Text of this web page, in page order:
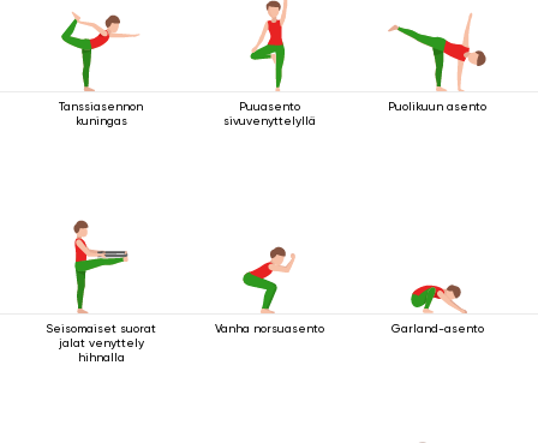
Tanssiasennon
kuningas
Puuasento
sivuvenyttelyllä
Puolikuun asento
Seisomaiset suorat
jalat venyttely
hihnalla
Vanha norsuasento Garland-asento